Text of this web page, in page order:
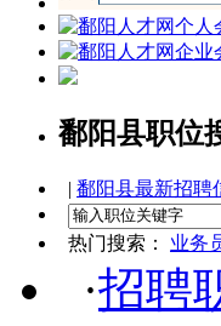
鄱阳县职位
| 鄱阳县最新招聘
热门搜索： 业务
·招聘